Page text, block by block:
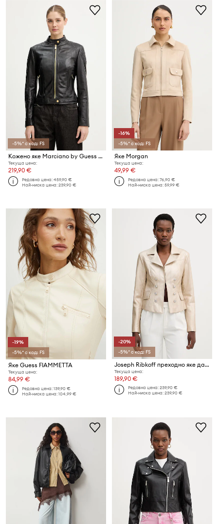
-5%* с код: FS
Кожено яке Marciano by Guess NADA
Текуща цена:
219,90 €
Редовна цена:459,90 €
Най-ниска цена:239,90 €
-16%
-5%* с код: FS
Яке Morgan
Текуща цена:
49,99 €
Редовна цена:76,90 €
Най-ниска цена:59,99 €
-19%
-5%* с код: FS
Яке Guess FIAMMETTA
Текуща цена:
84,99 €
Редовна цена:139,90 €
Най-ниска цена:104,99 €
-20%
-5%* с код: FS
Joseph Ribkoff преходно яке дамско
Текуща цена:
189,90 €
Редовна цена:239,90 €
Най-ниска цена:239,90 €